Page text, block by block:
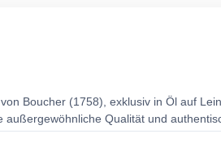
von Boucher (1758), exklusiv in Öl auf
Qualität und